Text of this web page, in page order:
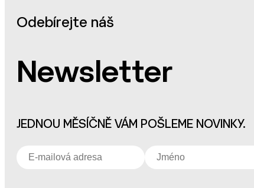
Odebírejte náš
Newsletter
JEDNOU MĚSÍČNĚ VÁM POŠLEME NOVINKY.